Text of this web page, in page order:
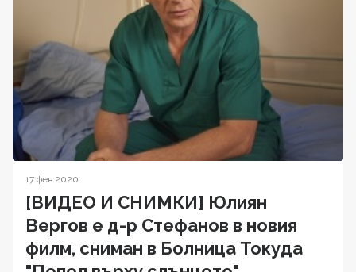
17 фев 2020
[ВИДЕО И СНИМКИ] Юлиян
Вергов е д-р Стефанов в новия
филм, сниман в Болница Токуда